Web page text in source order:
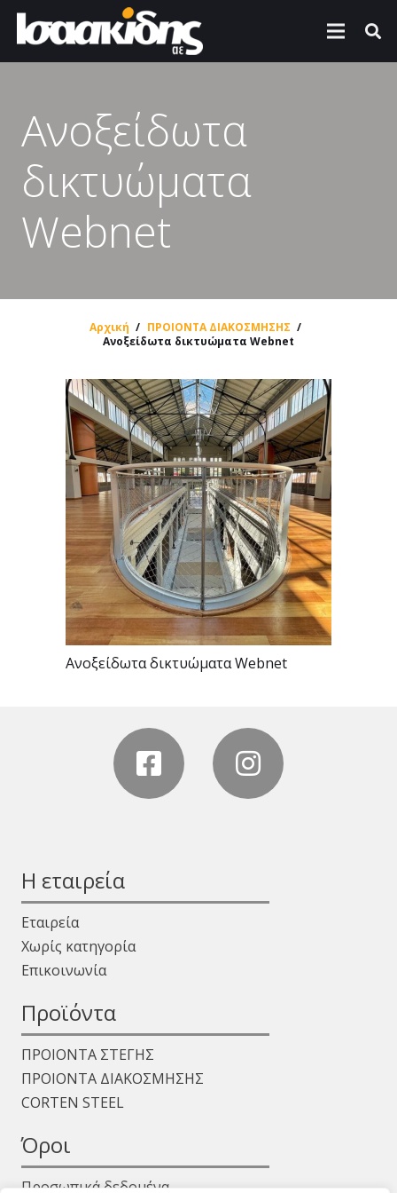
Ανοξείδωτα
δικτυώματα
Webnet
Αρχική / ΠΡΟΙΟΝΤΑ ΔΙΑΚΟΣΜΗΣΗΣ /
Ανοξείδωτα δικτυώματα Webnet
Ανοξείδωτα δικτυώματα Webnet
Η εταιρεία
Εταιρεία
Χωρίς κατηγορία
Επικοινωνία
Προϊόντα
ΠΡΟΙΟΝΤΑ ΣΤΕΓΗΣ
ΠΡΟΙΟΝΤΑ ΔΙΑΚΟΣΜΗΣΗΣ
CORTEN STEEL
Όροι
Προσωπικά δεδομένα